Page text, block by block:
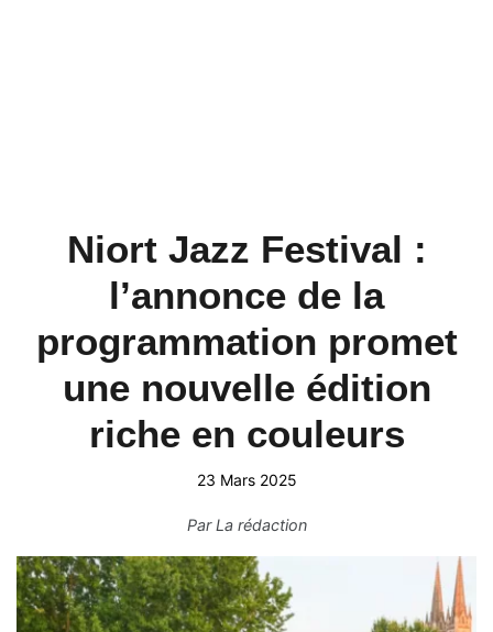
Niort Jazz Festival :
l’annonce de la
programmation promet
une nouvelle édition
riche en couleurs
23 Mars 2025
ParLa rédaction